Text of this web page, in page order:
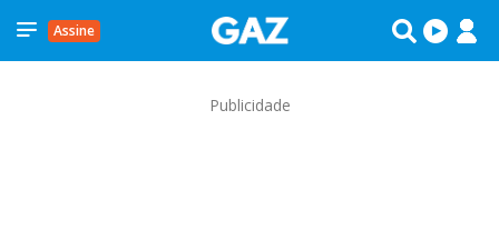
Assine
Publicidade